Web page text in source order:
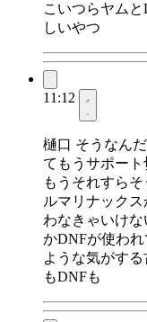
こいつらヤム
しいやつ
11:12
樋口 そうなん
てもうサポー
もうそれすら
ルマリナック
わなきゃいけ
かDNFが使わ
ような気がす
もDNFも